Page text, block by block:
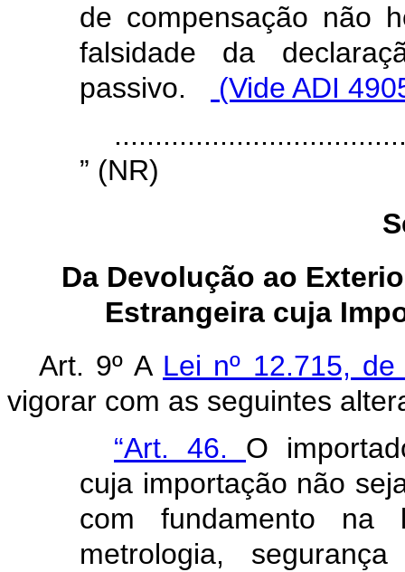
de compensação não
falsidade da
passivo.
(Vide ADI
” (NR)
Da Devolução ao
Estrangeira cuja
Art. 9º A Lei nº 12.715,
vigorar com as seguintes
“Art. 46. O
cuja importação não
com fundamento na
metrologia,